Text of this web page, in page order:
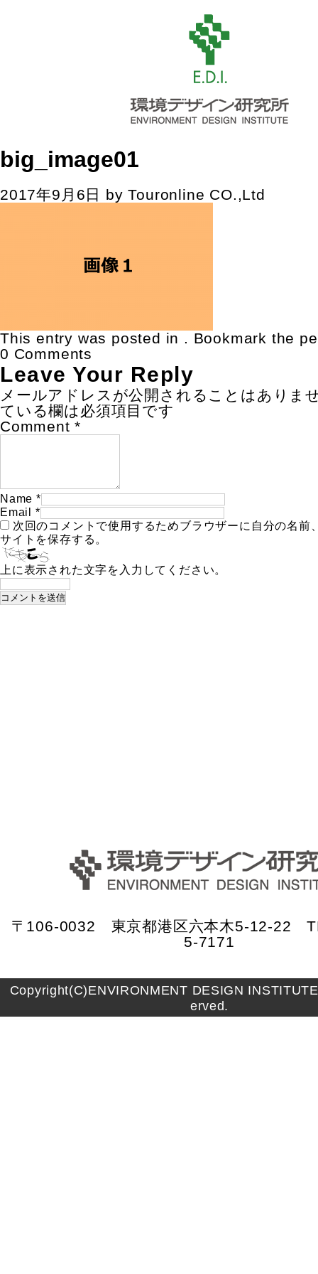
big_image01
2017年9月6日 byTouronline CO.,Ltd
This entry was posted in . Bookmark the
0 Comments
Leave Your Reply
メールアドレスが公開されることはありま
ている欄は必須項目です
Comment *
Name *
Email
*
次回のコメントで使用するためブラウザーに自分の名前
サイトを保存する。
上に表示された文字を入力してください。
〒106-0032 東京都港区六本木5-12-22
5-7171
Copyright(C)ENVIRONMENT DESIGN
erved.